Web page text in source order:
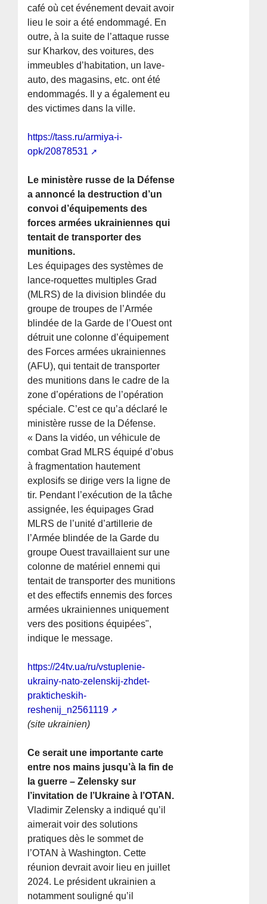
café où cet événement devait avoir
lieu le soir a été endommagé. En
outre, à la suite de l’attaque russe
sur Kharkov, des voitures, des
immeubles d’habitation, un lave-
auto, des magasins, etc. ont été
endommagés. Il y a également eu
des victimes dans la ville.
https://tass.ru/armiya-i-
opk/20878531
Le ministère russe de la Défense
a annoncé la destruction d’un
convoi d’équipements des
forces armées ukrainiennes qui
tentait de transporter des
munitions.
Les équipages des systèmes de
lance-roquettes multiples Grad
(MLRS) de la division blindée du
groupe de troupes de l’Armée
blindée de la Garde de l’Ouest ont
détruit une colonne d’équipement
des Forces armées ukrainiennes
(AFU), qui tentait de transporter
des munitions dans le cadre de la
zone d’opérations de l’opération
spéciale. C’est ce qu’a déclaré le
ministère russe de la Défense.
« Dans la vidéo, un véhicule de
combat Grad MLRS équipé d’obus
à fragmentation hautement
explosifs se dirige vers la ligne de
tir. Pendant l’exécution de la tâche
assignée, les équipages Grad
MLRS de l’unité d’artillerie de
l’Armée blindée de la Garde du
groupe Ouest travaillaient sur une
colonne de matériel ennemi qui
tentait de transporter des munitions
et des effectifs ennemis des forces
armées ukrainiennes uniquement
vers des positions équipées",
indique le message.
https://24tv.ua/ru/vstuplenie-
ukrainy-nato-zelenskij-zhdet-
prakticheskih-
reshenij_n2561119
(site ukrainien)
Ce serait une importante carte
entre nos mains jusqu’à la fin de
la guerre – Zelensky sur
l’invitation de l’Ukraine à l’OTAN.
Vladimir Zelensky a indiqué qu’il
aimerait voir des solutions
pratiques dès le sommet de
l’OTAN à Washington. Cette
réunion devrait avoir lieu en juillet
2024. Le président ukrainien a
notamment souligné qu’il